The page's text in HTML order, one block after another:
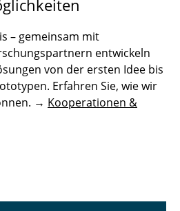
– gemeinsam mit
entwickeln
von der ersten Idee bis
Erfahren Sie, wie wir
→ Kooperationen &